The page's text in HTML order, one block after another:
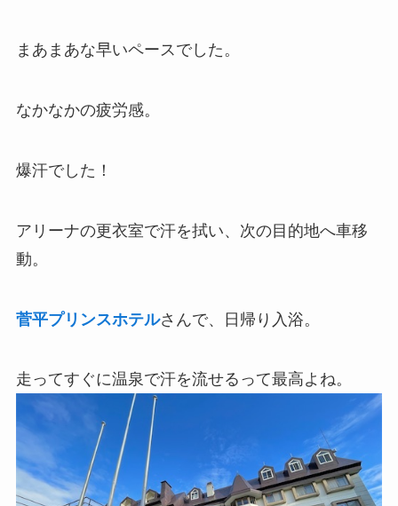
まあまあな早いペースでした。
なかなかの疲労感。
爆汗でした！
アリーナの更衣室で汗を拭い、次の目的地へ車移
動。
菅平プリンスホテルさんで、日帰り入浴。
走ってすぐに温泉で汗を流せるって最高よね。